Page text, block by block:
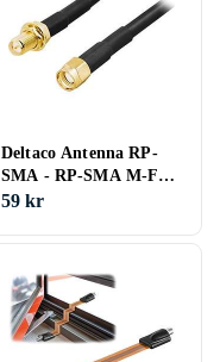
Deltaco Antenna RP-
SMA - RP-SMA M-F
1m
59 kr